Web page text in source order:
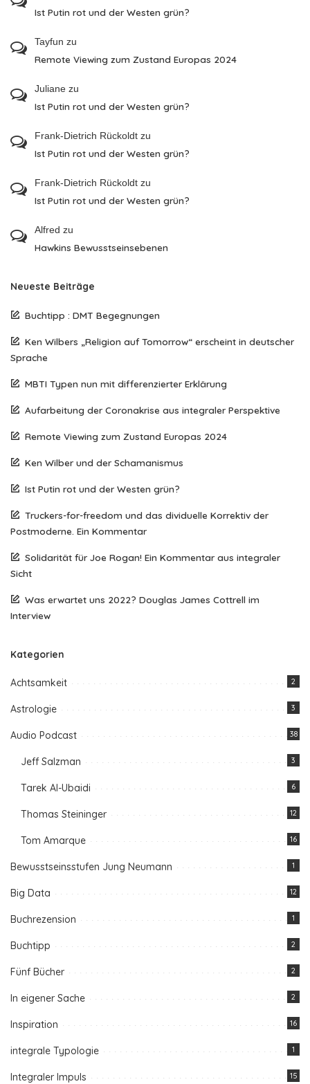
Ist Putin rot und der Westen grün?
Tayfun zu
Remote Viewing zum Zustand Europas 2024
Juliane zu
Ist Putin rot und der Westen grün?
Frank-Dietrich Rückoldt zu
Ist Putin rot und der Westen grün?
Frank-Dietrich Rückoldt zu
Ist Putin rot und der Westen grün?
Alfred zu
Hawkins Bewusstseinsebenen
Neueste Beiträge
Buchtipp : DMT Begegnungen
Ken Wilbers „Religion auf Tomorrow“ erscheint in deutscher
Sprache
MBTI Typen nun mit differenzierter Erklärung
Aufarbeitung der Coronakrise aus integraler Perspektive
Remote Viewing zum Zustand Europas 2024
Ken Wilber und der Schamanismus
Ist Putin rot und der Westen grün?
Truckers-for-freedom und das dividuelle Korrektiv der
Postmoderne. Ein Kommentar
Solidarität für Joe Rogan! Ein Kommentar aus integraler
Sicht
Was erwartet uns 2022? Douglas James Cottrell im
Interview
Kategorien
Achtsamkeit 2
Astrologie 3
Audio Podcast 38
Jeff Salzman 3
Tarek Al-Ubaidi 6
Thomas Steininger 12
Tom Amarque 16
Bewusstseinsstufen Jung Neumann 1
Big Data 12
Buchrezension 1
Buchtipp 2
Fünf Bücher 2
In eigener Sache 2
Inspiration 16
integrale Typologie 1
Integraler Impuls 15